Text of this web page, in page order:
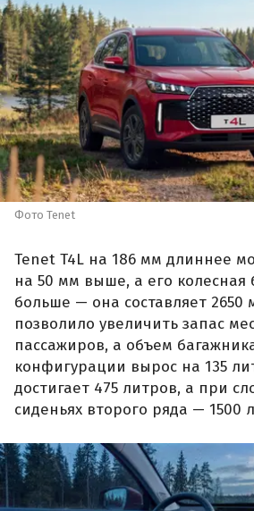
Фото Tenet
Tenet T4L на 186 мм длиннее
на 50 мм выше, а его колесная
больше — она составляет 2650
позволило увеличить запас
пассажиров, а объем
конфигурации вырос на 135
достигает 475 литров, а при
сиденьях второго ряда — 1500